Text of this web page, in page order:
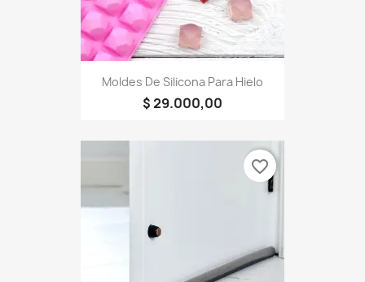
Moldes De Silicona Para Hielo
$ 29.000,00
favorite_border